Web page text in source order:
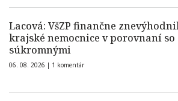
Lacová: VšZP finančne
krajské nemocnice v porovnaní so
súkromnými
06. 08. 2026 | 1 komentár